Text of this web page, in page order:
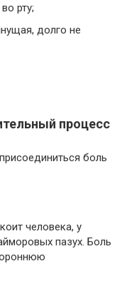
рту;
долго не
процесс
боль
человека, у
пазух. Боль